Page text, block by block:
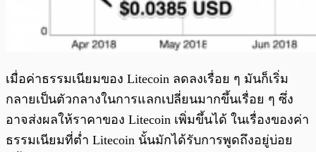
เมื่อค่าธรรมเนียมของ Litecoin ลดลงเรื่อย ๆ มันก็เริ่ม
กลายเป็นตัวกลางในการแลกเปลี่ยนมากขึ้นเรื่อย ๆ ซึ่ง
อาจส่งผลให้ราคาของ Litecoin เพิ่มขึ้นได้ ในเรื่องของค่า
ธรรมเนียมที่ต่ำ Litecoin นั้นมักได้รับการพูดถึงอยู่บ่อย